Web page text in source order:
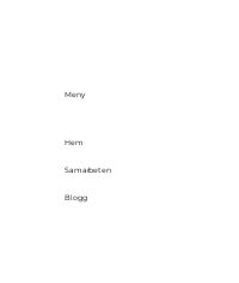
Meny
Hem
Samarbeten
Blogg